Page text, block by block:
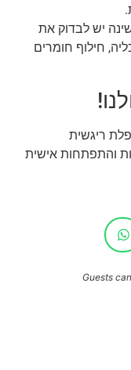
יש לבדוק את
חילוף חומרים
ריגשית
והתפתחות אישית